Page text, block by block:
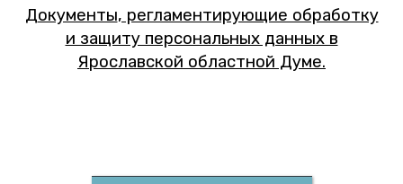
Документы, регламентирующие обработку
и защиту персональных данных в
Ярославской областной Думе.